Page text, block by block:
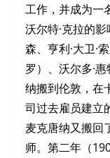
工作，并成为一
沃尔特·克拉的
森、亨利·大卫·
罗）、沃尔多·
纳搬到伦敦，在
司过去雇员建立
麦克唐纳又搬回
师。第二年（